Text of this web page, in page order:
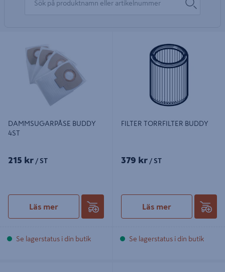
DAMMSUGARPÅSE BUDDY
4ST
215 kr / ST
Läs mer
Se lagerstatus i din butik
FILTER TORRFILTER BUDDY
379 kr / ST
Läs mer
Se lagerstatus i din butik